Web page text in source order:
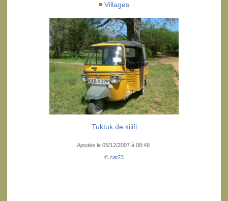
Villages
Tuktuk de kilifi
Ajoutée le 05/12/2007 à 08:48
© cat23